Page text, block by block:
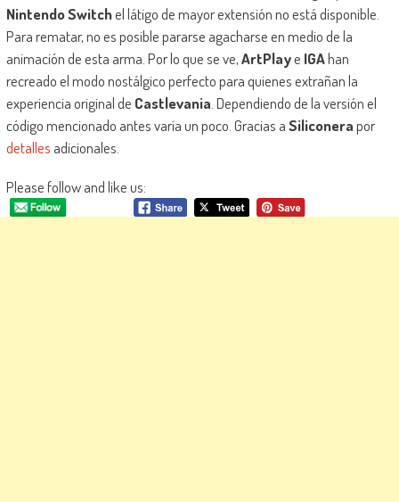
Nintendo Switchel látigo de mayor extensión no está disponible.
Para rematar, no es posible pararse agacharse en medio de la
animación de esta arma. Por lo que se ve,ArtPlaye IGAhan
recreado el modo nostálgico perfecto para quienes extrañan la
experiencia original de Castlevania . Dependiendo de la versión el
código mencionado antes varía un poco. Gracias aSiliconerapor
detalles adicionales.
Please follow and like us: